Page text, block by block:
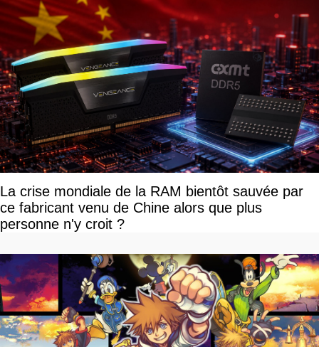
La crise mondiale de la RAM bientôt sauvée par
ce fabricant venu de Chine alors que plus
personne n'y croit ?